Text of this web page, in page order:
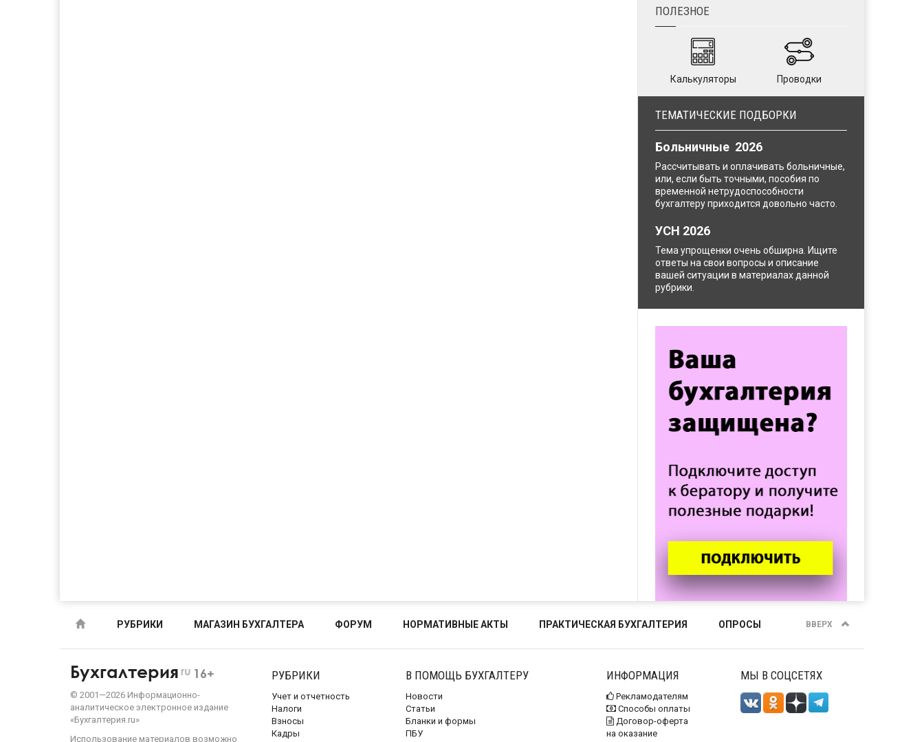
ПОЛЕЗНОЕ
Калькуляторы Проводки
ТЕМАТИЧЕСКИЕ ПОДБОРКИ
Больничные 2026
Рассчитывать и оплачивать больничные,
или, если быть точными, пособия по
временной нетрудоспособности
бухгалтеру приходится довольно часто.
УСН 2026
Тема упрощенки очень обширна. Ищите
ответы на свои вопросы и описание
вашей ситуации в материалах данной
рубрики.
РУБРИКИ МАГАЗИН БУХГАЛТЕРА ФОРУМ НОРМАТИВНЫЕ АКТЫ ПРАКТИЧЕСКАЯ БУХГАЛТЕРИЯ ОПРОСЫ ВВЕРХ
Бухгалтерия ru 16+
© 2001—2026 Информационно-
аналитическое электронное издание
«Бухгалтерия.ru»
Использование материалов возможно
РУБРИКИ
Учет и отчетность
Налоги
Взносы
Кадры
В ПОМОЩЬ БУХГАЛТЕРУ
Новости
Статьи
Бланки и формы
ПБУ
ИНФОРМАЦИЯ
Рекламодателям
Способы оплаты
Договор-оферта
на оказание
МЫ В СОЦСЕТЯХ